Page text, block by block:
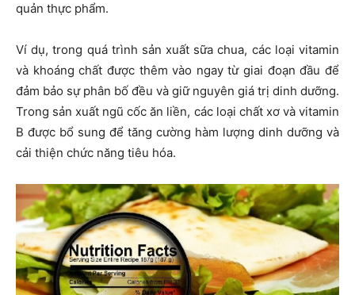
quản thực phẩm.
Ví dụ, trong quá trình sản xuất sữa chua, các loại vitamin
và khoáng chất được thêm vào ngay từ giai đoạn đầu để
đảm bảo sự phân bố đều và giữ nguyên giá trị dinh dưỡng.
Trong sản xuất ngũ cốc ăn liền, các loại chất xơ và vitamin
B được bổ sung để tăng cường hàm lượng dinh dưỡng và
cải thiện chức năng tiêu hóa.